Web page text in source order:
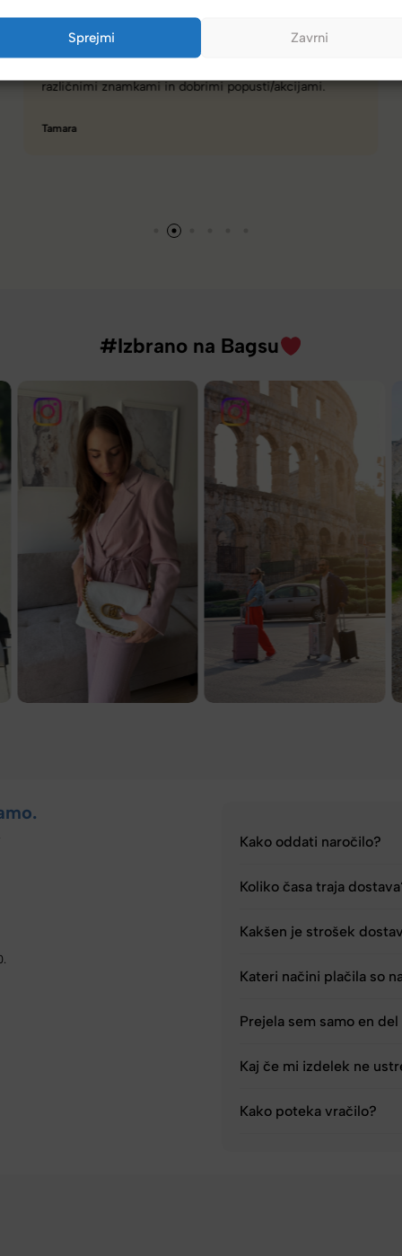
Sprejmi Zavrni
nahrbtnikov, kovčkov in še več.
Hanah
#Izbrano na Bagsu
Kako oddati naročilo?
Koliko časa traja
Kakšen je strošek
Kateri načini plačila so
Prejela sem samo en
Kaj če mi izdelek ne
Kako poteka vračilo?